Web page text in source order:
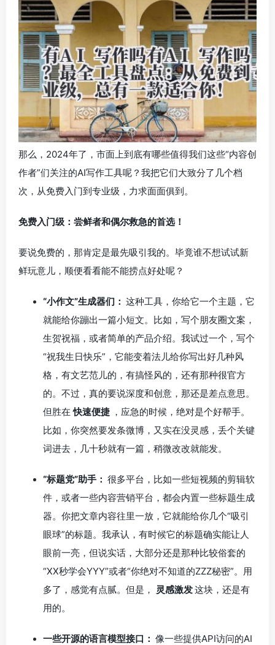
那么，2024年了，市面上到底有哪些值得我们这些“内容创
作者”们关注的AI写作工具呢？我把它们大致分了几个档
次，从免费入门到专业级，力求面面俱到。
免费入门级：尝鲜者和偶尔救急的首选！
要说免费的，那肯定是最先吸引我的。毕竟谁不想试试新
鲜玩意儿，顺便看看能不能捞点好处呢？
“小作文”生成器们： 这种工具，你给它一个主题，它
就能给你蹦出一篇小短文。比如，写个朋友圈文案，
生贺祝福，或者简单的产品介绍。我试过一个，写个
“祝我生日快乐”，它能变着法儿给你写出好几种风
格，有文艺范儿的，有搞怪风的，还有那种很官方
的。不过，真的要说深度和创意，那还是差点意思。
但胜在快速便捷 ，应急的时候，绝对是个好帮手。
比如，你突然要发条微博，又实在没灵感，丢个关键
词进去，几十秒就有一篇，稍微改改就能发。
“标题党”助手： 很多平台，比如一些短视频的剪辑软
件，或者一些内容营销平台，都会内置一些标题生成
器。你把文章内容往里一放，它就能给你几个“吸引
眼球”的标题。我承认，有时候它的标题确实能让人
眼前一亮，但说实话，大部分还是那种比较俗套的
“XX秒学会YYY”或者“你绝对不知道的ZZZ秘密”。用
多了，感觉有点腻。但是， 灵感激发这块，还是有
用的。
一些开源的语言模型接口： 像一些提供API访问的AI